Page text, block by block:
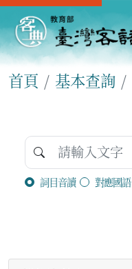
首頁 基本查詢
詞目音讀 對應國語